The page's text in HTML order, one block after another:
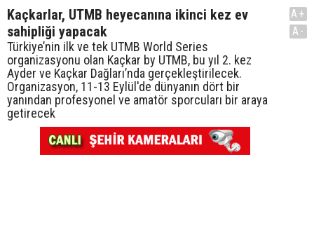
Kaçkarlar, UTMB heyecanına ikinci kez ev
sahipliği yapacak
Türkiye’nin ilk ve tek UTMB World Series
organizasyonu olan Kaçkar by UTMB, bu yıl 2. kez
Ayder ve Kaçkar Dağları’nda gerçekleştirilecek.
Organizasyon, 11-13 Eylül'de dünyanın dört bir
yanından profesyonel ve amatör sporcuları bir araya
getirecek
A+
A-